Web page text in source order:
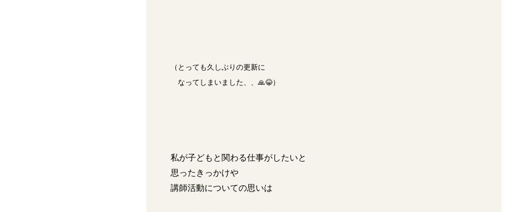
（とっても久しぶりの更新に
なってしまいました、、🙏😂）
私が子どもと関わる仕事がしたいと
思ったきっかけや
講師活動についての思いは